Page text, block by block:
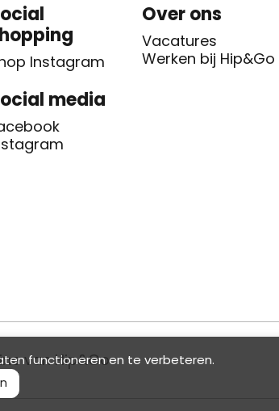
Instagram
media
Over ons
Vacatures
Werken bij Hip&Go
van Hip&Go
functioneren en te verbeteren.